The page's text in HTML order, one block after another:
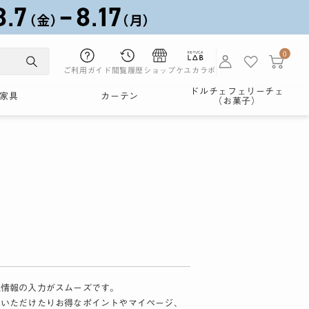
ご利用ガイド 閲覧履歴 ショップケユカラボ
0
家具 カーテン
ドルチェフェリーチェ
（お菓子）
報の入力がスムーズです。
ただけたりお得なポイントやマイページ、